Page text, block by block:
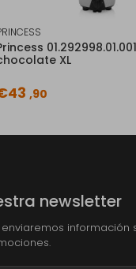
XL
,90
newsletter
información